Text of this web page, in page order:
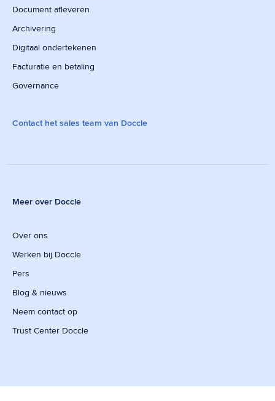
Document afleveren
Archivering
Digitaal ondertekenen
Facturatie en betaling
Governance
Contact het sales team van Doccle
Meer over Doccle
Over ons
Werken bij Doccle
Pers
Blog & nieuws
Neem contact op
Trust Center Doccle